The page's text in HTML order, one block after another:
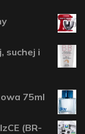
suchej i
75ml
(BR-